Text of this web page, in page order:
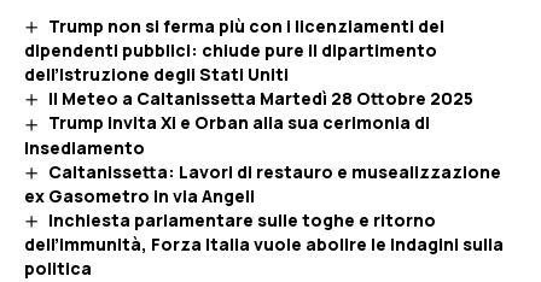
Trump non si ferma più con i licenziamenti dei
dipendenti pubblici: chiude pure il dipartimento
dell’Istruzione degli Stati Uniti
Il Meteo a Caltanissetta Martedì 28 Ottobre 2025
Trump invita Xi e Orban alla sua cerimonia di
insediamento
Caltanissetta: Lavori di restauro e musealizzazione
ex Gasometro in via Angeli
Inchiesta parlamentare sulle toghe e ritorno
dell’immunità, Forza Italia vuole abolire le indagini sulla
politica